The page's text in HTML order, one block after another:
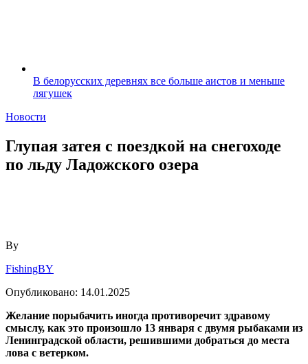
В белорусских деревнях все больше аистов и меньше
лягушек
Новости
Глупая затея с поездкой на снегоходе
по льду Ладожского озера
By
FishingBY
Опубликовано: 14.01.2025
Желание порыбачить иногда противоречит здравому
смыслу, как это произошло 13 января с двумя рыбаками из
Ленинградской области, решившими добраться до места
лова с ветерком.